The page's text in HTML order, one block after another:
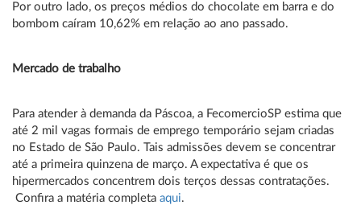
Por outro lado, os preços médios do chocolate em barra e do
bombom caíram 10,62% em relação ao ano passado.
Mercado de trabalho
Para atender à demanda da Páscoa, a FecomercioSP estima que
até 2 mil vagas formais de emprego temporário sejam criadas
no Estado de São Paulo. Tais admissões devem se concentrar
até a primeira quinzena de março. A expectativa é que os
hipermercados concentrem dois terços dessas contratações.
Confira a matéria completa aqui.